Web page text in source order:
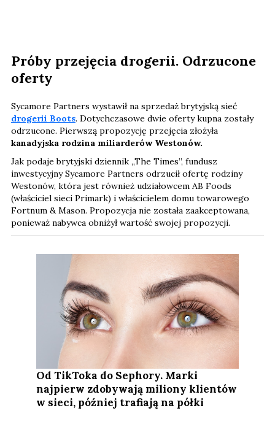
Próby przejęcia drogerii. Odrzucone
oferty
Sycamore Partners wystawił na sprzedaż brytyjską sieć
drogerii Boots. Dotychczasowe dwie oferty kupna zostały
odrzucone. Pierwszą propozycję przejęcia złożyła
kanadyjska rodzina miliarderów Westonów.
Jak podaje brytyjski dziennik „The Times”, fundusz
inwestycyjny Sycamore Partners odrzucił ofertę rodziny
Westonów, która jest również udziałowcem AB Foods
(właściciel sieci Primark) i właścicielem domu towarowego
Fortnum & Mason. Propozycja nie została zaakceptowana,
ponieważ nabywca obniżył wartość swojej propozycji.
Od TikToka do Sephory. Marki
najpierw zdobywają miliony klientów
w sieci, później trafiają na półki